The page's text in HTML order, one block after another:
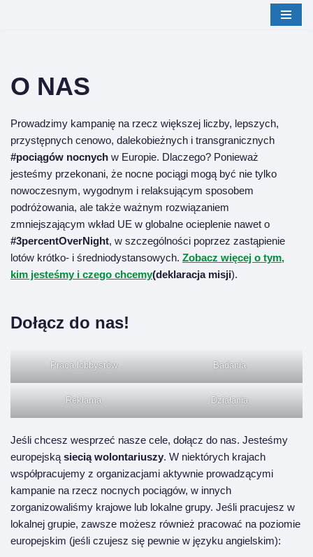
O NAS
Prowadzimy kampanię na rzecz większej liczby, lepszych,
przystępnych cenowo, dalekobieżnych i transgranicznych
#pociągów nocnych w Europie. Dlaczego? Ponieważ
jesteśmy przekonani, że nocne pociągi mogą być nie tylko
nowoczesnym, wygodnym i relaksującym sposobem
podróżowania, ale także ważnym rozwiązaniem
zmniejszającym wkład UE w globalne ocieplenie nawet o
#3percentOverNight, w szczególności poprzez zastąpienie
lotów krótko- i średniodystansowych. Zobacz więcej o tym,
kim jesteśmy i czego chcemy(deklaracja misji).
Dołącz do nas!
Praca lobbystów Badania
Reklama Działania
Jeśli chcesz wesprzeć nasze cele, dołącz do nas. Jesteśmy
europejską siecią wolontariuszy. W niektórych krajach
współpracujemy z organizacjami aktywnie prowadzącymi
kampanie na rzecz nocnych pociągów, w innych
zorganizowaliśmy krajowe lub lokalne grupy. Jeśli pracujesz w
lokalnej grupie, zawsze możesz również pracować na poziomie
europejskim (jeśli czujesz się pewnie w języku angielskim):